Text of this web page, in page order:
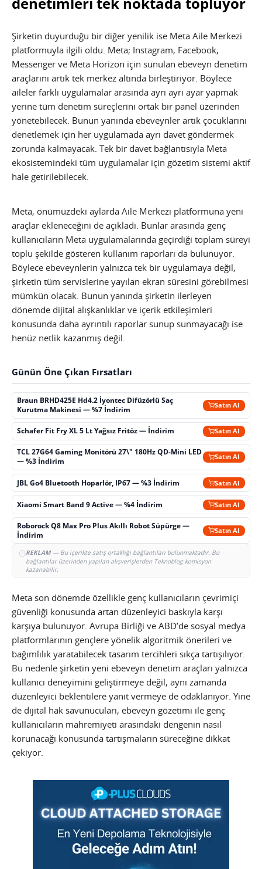
Şirketin duyurduğu bir diğer yenilik ise Meta Aile Merkezi
platformuyla ilgili oldu. Meta; Instagram, Facebook,
Messenger ve Meta Horizon için sunulan ebeveyn denetim
araçlarını artık tek merkez altında birleştiriyor. Böylece
aileler farklı uygulamalar arasında ayrı ayrı ayar yapmak
yerine tüm denetim süreçlerini ortak bir panel üzerinden
yönetebilecek. Bunun yanında ebeveynler artık çocuklarını
denetlemek için her uygulamada ayrı davet göndermek
zorunda kalmayacak. Tek bir davet bağlantısıyla Meta
ekosistemindeki tüm uygulamalar için gözetim sistemi aktif
hale getirilebilecek.
Meta, önümüzdeki aylarda Aile Merkezi platformuna yeni
araçlar ekleneceğini de açıkladı. Bunlar arasında genç
kullanıcıların Meta uygulamalarında geçirdiği toplam süreyi
toplu şekilde gösteren kullanım raporları da bulunuyor.
Böylece ebeveynlerin yalnızca tek bir uygulamaya değil,
şirketin tüm servislerine yayılan ekran süresini görebilmesi
mümkün olacak. Bunun yanında şirketin ilerleyen
dönemde dijital alışkanlıklar ve içerik etkileşimleri
konusunda daha ayrıntılı raporlar sunup sunmayacağı ise
henüz netlik kazanmış değil.
Günün Öne Çıkan Fırsatları
Braun BRHD425E Hd4.2 İyontec Difüzörlü Saç
Kurutma Makinesi — %7 İndirim
Satın Al
Schafer Fit Fry XL 5 Lt Yağsız Fritöz — İndirim Satın Al
TCL 27G64 Gaming Monitörü 27\" 180Hz QD-Mini LED
— %3 İndirim
Satın Al
JBL Go4 Bluetooth Hoparlör, IP67 — %3 İndirim Satın Al
Xiaomi Smart Band 9 Active — %4 İndirim Satın Al
Roborock Q8 Max Pro Plus Akıllı Robot Süpürge —
İndirim
Satın Al
REKLAM— Bu içerikte satış ortaklığı bağlantıları bulunmaktadır. Bu
bağlantılar üzerinden yapılan alışverişlerden Teknoblog komisyon
kazanabilir.
Meta son dönemde özellikle genç kullanıcıların çevrimiçi
güvenliği konusunda artan düzenleyici baskıyla karşı
karşıya bulunuyor. Avrupa Birliği ve ABD’de sosyal medya
platformlarının gençlere yönelik algoritmik önerileri ve
bağımlılık yaratabilecek tasarım tercihleri sıkça tartışılıyor.
Bu nedenle şirketin yeni ebeveyn denetim araçları yalnızca
kullanıcı deneyimini geliştirmeye değil, aynı zamanda
düzenleyici beklentilere yanıt vermeye de odaklanıyor. Yine
de dijital hak savunucuları, ebeveyn gözetimi ile genç
kullanıcıların mahremiyeti arasındaki dengenin nasıl
korunacağı konusunda tartışmaların süreceğine dikkat
çekiyor.